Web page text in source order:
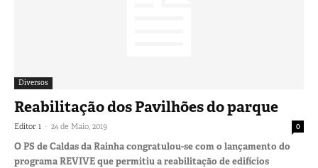
Diversos
Reabilitação dos Pavilhões do parque
Editor 1 - 24 de Maio, 2019 0
O PS de Caldas da Rainha congratulou-se com o lançamento do
programa REVIVE que permitiu a reabilitação de edifícios